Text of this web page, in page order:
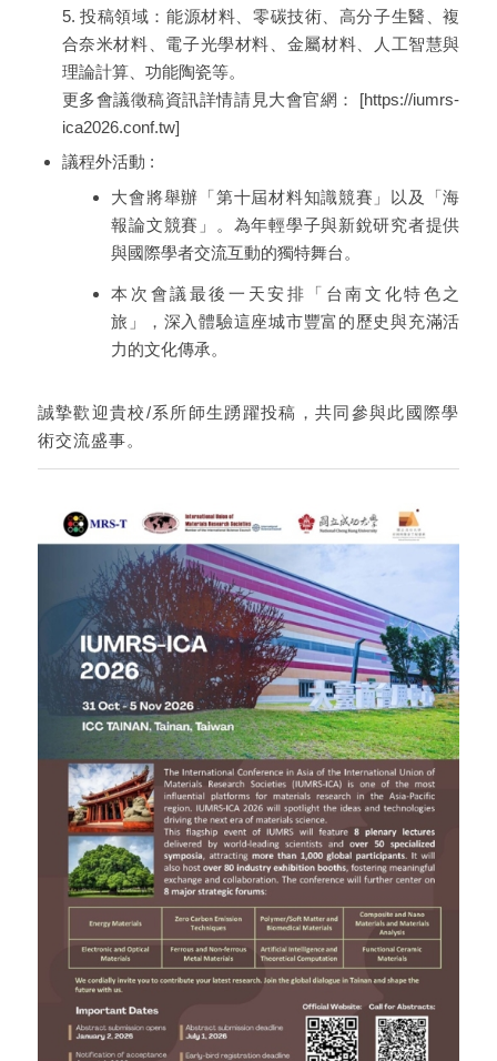
5. 投稿領域：能源材料、零碳技術、高分子生醫、複
合奈米材料、電子光學材料、金屬材料、人工智慧與
理論計算、功能陶瓷等。
更多會議徵稿資訊詳情請見大會官網： [https://iumrs-
ica2026.conf.tw]
議程外活動 :
大會將舉辦「第十屆材料知識競賽」以及「海
報論文競賽」。為年輕學子與新銳研究者提供
與國際學者交流互動的獨特舞台。
本次會議最後一天安排「台南文化特色之
旅」，深入體驗這座城市豐富的歷史與充滿活
力的文化傳承。
誠摯歡迎貴校/系所師生踴躍投稿，共同參與此國際學
術交流盛事。